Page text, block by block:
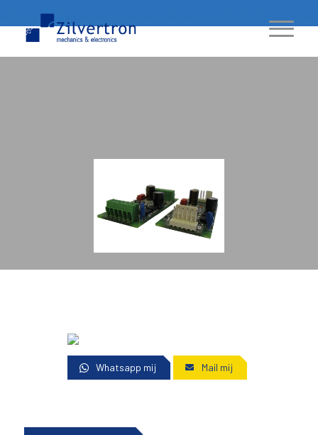
Whatsapp mij Mail mij